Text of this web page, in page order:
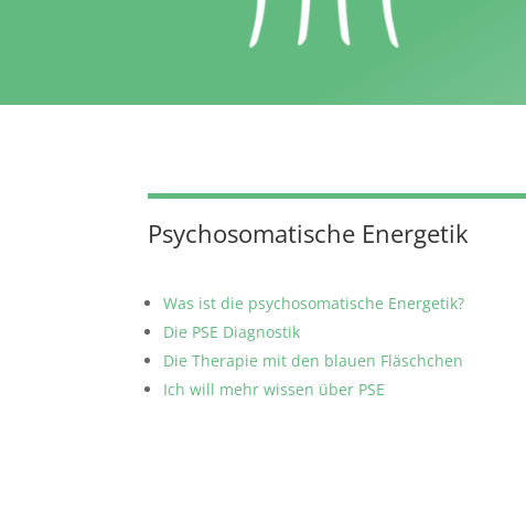
Psychosomatische Energetik
Was ist die psychosomatische Energetik?
Die PSE Diagnostik
Die Therapie mit den blauen Fläschchen
Ich will mehr wissen über PSE